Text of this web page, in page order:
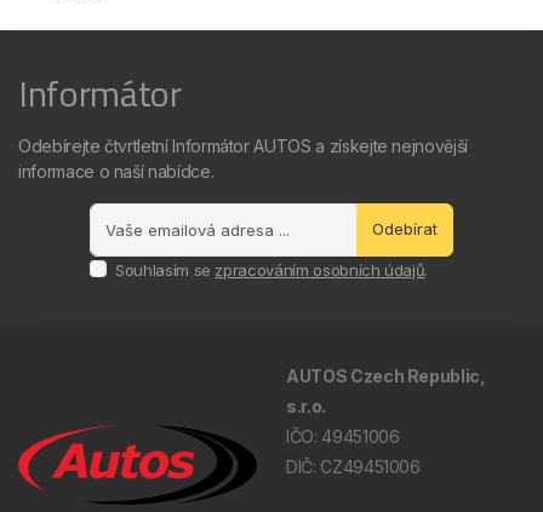
Informátor
Odebírejte čtvrtletní Informátor AUTOS a získejte nejnovější
informace o naší nabídce.
Odebírat
Souhlasím se zpracováním osobních údajů.
AUTOS Czech Republic,
s.r.o.
IČO: 49451006
DIČ: CZ49451006